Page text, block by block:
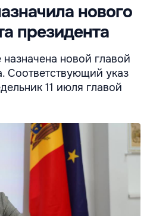
нового
президента
новой главой
Соответствующий указ
11 июля главой